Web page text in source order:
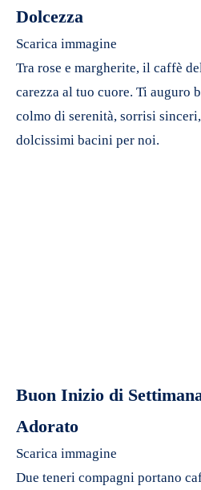
Dolcezza
Scarica immagine
Tra rose e margherite, il caffè
carezza al tuo cuore. Ti auguro
colmo di serenità, sorrisi
dolcissimi bacini per noi.
Buon Inizio di
Adorato
Scarica immagine
Due teneri compagni portano